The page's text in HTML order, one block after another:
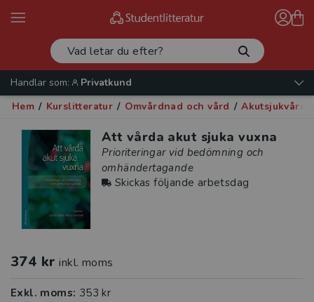
Handlar som:
Privatkund
Hem / Kurslitteratur / Omvårdnad och vård / Akutsjukvård
Att vårda akut sjuka vuxna
Prioriteringar vid bedömning och
omhändertagande
Skickas följande arbetsdag
374 kr inkl. moms
Exkl. moms: 353 kr